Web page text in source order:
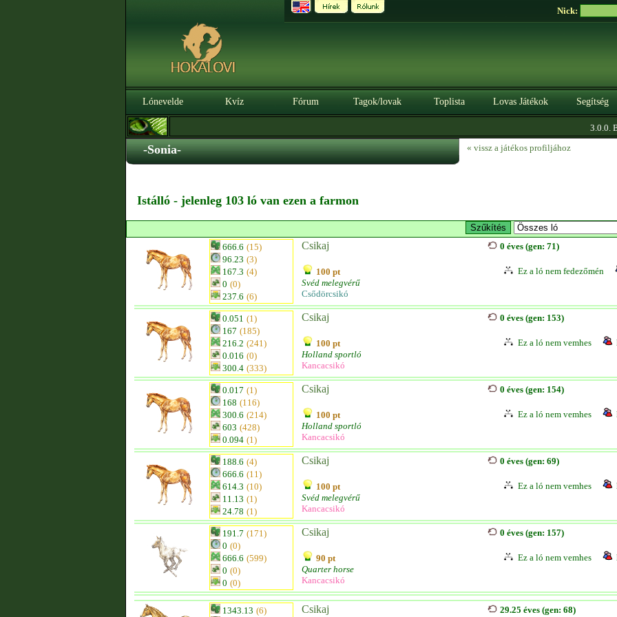
Nick:
Lónevelde Kvíz Fórum Tagok/lovak Toplista Lovas Játékok Segítség
3.0.0.
-Sonia- « vissz a játékos profiljához
Istálló - jelenleg 103 ló van ezen a farmon
666.6 (15)
96.23 (3)
167.3 (4)
0 (0)
237.6 (6)
Csikaj
100 pt
Svéd melegvérű
Csődörcsikó
0 éves (gen: 71)
Ez a ló nem fedezőmén
0.051 (1)
167 (185)
216.2 (241)
0.016 (0)
300.4 (333)
Csikaj
100 pt
Holland sportló
Kancacsikó
0 éves (gen: 153)
Ez a ló nem vemhes
0.017 (1)
168 (116)
300.6 (214)
603 (428)
0.094 (1)
Csikaj
100 pt
Holland sportló
Kancacsikó
0 éves (gen: 154)
Ez a ló nem vemhes
188.6 (4)
666.6 (11)
614.3 (10)
11.13 (1)
24.78 (1)
Csikaj
100 pt
Svéd melegvérű
Kancacsikó
0 éves (gen: 69)
Ez a ló nem vemhes
191.7 (171)
0 (0)
666.6 (599)
0 (0)
0 (0)
Csikaj
90 pt
Quarter horse
Kancacsikó
0 éves (gen: 157)
Ez a ló nem vemhes
1343.13 (6) Csikaj 29.25 éves (gen: 68)